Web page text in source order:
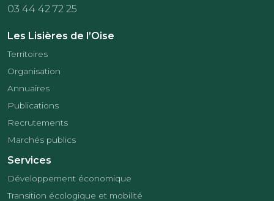
03 44 42 72 25
Les Lisières de l’Oise
Territoires
Organisation
Annuaires
Publications
Recrutements
Marchés publics
Services
Développement économique
Transition écologique et mobilité